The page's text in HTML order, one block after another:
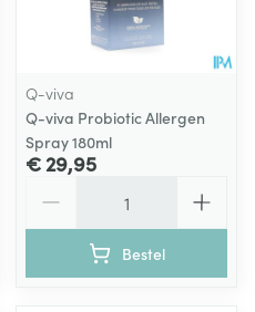
Q-viva
Q-viva Probiotic Allergen
Spray 180ml
€ 29,95
Bestel